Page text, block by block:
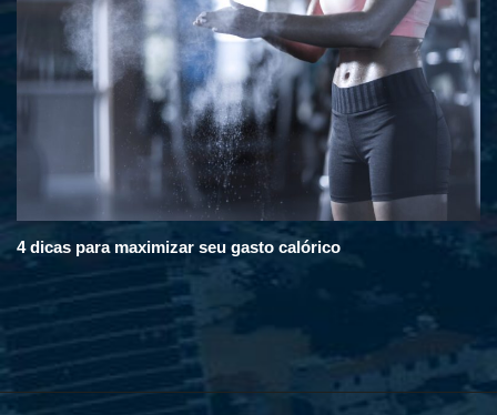
4 dicas para maximizar seu gasto calórico